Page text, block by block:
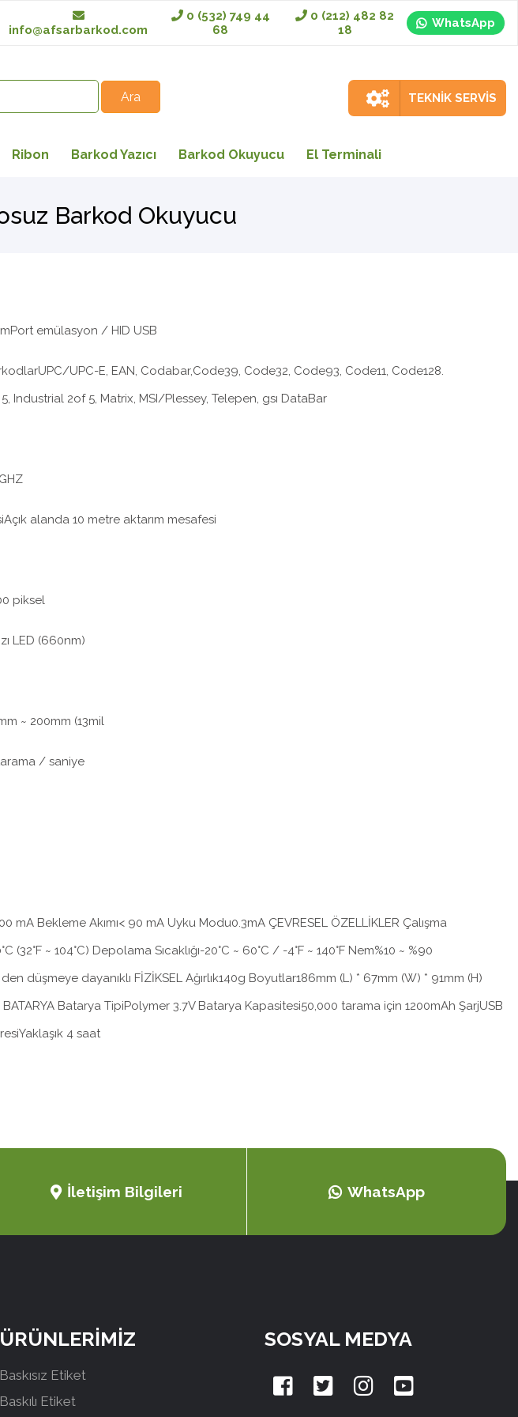
info@afsarbarkod.com
0 (532) 749 44
68
0 (212) 482 82
18
WhatsApp
TEKNİK SERVİS
Ribon Barkod Yazıcı Barkod Okuyucu El Terminali
Barkod Okuyucu
emülasyon / HID USB
UPC-E, EAN, Codabar,Code39, Code32, Code93, Code11, Code128.
Industrial 2of 5, Matrix, MSI/Plessey, Telepen, gsı DataBar
alanda 10 metre aktarım mesafesi
piksel
LED (660nm)
~ 200mm (13mil
/ saniye
mA Bekleme Akımı< 90 mA Uyku Modu0.3mA ÇEVRESEL ÖZELLİKLER Çalışma
(32°F ~ 104°C) Depolama Sıcaklığı-20°C ~ 60°C / -4°F ~ 140°F Nem%10 ~ %90
den düşmeye dayanıklı FİZİKSEL Ağırlık140g Boyutlar186mm (L) * 67mm (W) * 91mm (H)
Batarya TipiPolymer 3.7V Batarya Kapasitesi50,000 tarama için 1200mAh ŞarjUSB
4 saat
İletişim Bilgileri WhatsApp
ÜRÜNLERİMİZ
Baskısız Etiket
Baskılı Etiket
SOSYAL MEDYA